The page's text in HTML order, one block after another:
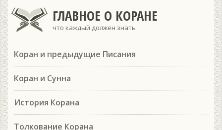
ГЛАВНОЕ О КОРАНЕ
что каждый должен знать
Коран и предыдущие Писания
Коран и Сунна
История Корана
Толкование Корана